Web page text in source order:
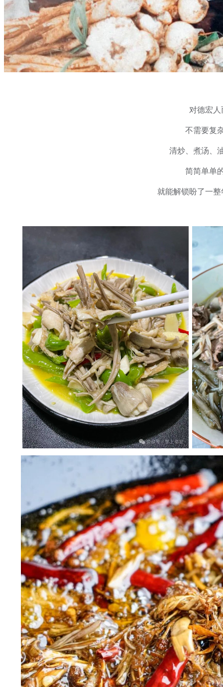
对德宏人
不需要复
清炒、煮汤、
简简单单
就能解锁盼了一